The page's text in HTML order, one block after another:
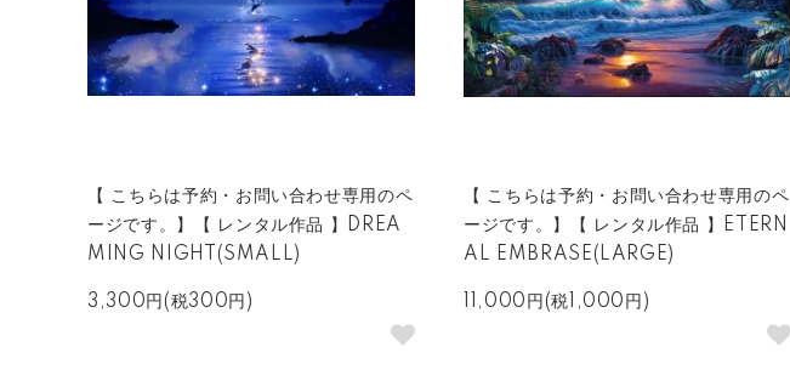
【 こちらは予約・お問い合わせ専用のペ
ージです。】【 レンタル作品 】DREA
MING NIGHT(SMALL)
3,300円(税300円)
【 こちらは予約・お問い合わせ専用のペ
ージです。】【 レンタル作品 】ETERN
AL EMBRASE(LARGE)
11,000円(税1,000円)